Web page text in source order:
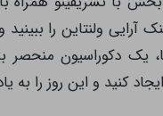
آرایی ولنتاین را ببینید
یک دکوراسیون منحصر
کنید و این روز را به